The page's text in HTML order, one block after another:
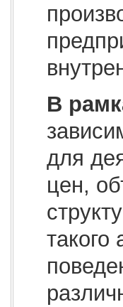
В
для
цен,
такого